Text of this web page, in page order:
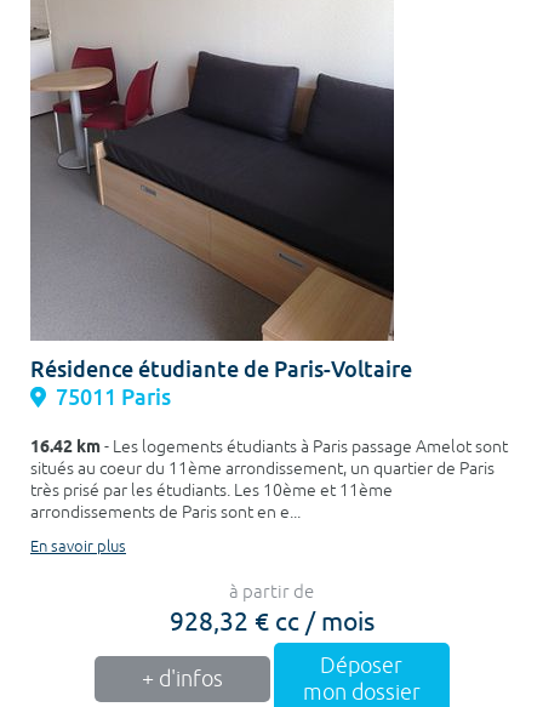
Résidence étudiante de Paris-Voltaire
75011 Paris
16.42 km- Les logements étudiants à Paris passage Amelot sont
situés au coeur du 11ème arrondissement, un quartier de Paris
très prisé par les étudiants. Les 10ème et 11ème
arrondissements de Paris sont en e...
En savoir plus
à partir de
928,32 € cc / mois
+ d'infos
Déposer
mon dossier